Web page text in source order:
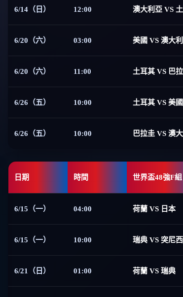
6/14（日） 12:00 澳大利亞 VS
6/20（六） 03:00 美國 VS 澳大
6/20（六） 11:00 土耳其 VS 巴
6/26（五） 10:00 土耳其 VS 美國
6/26（五） 10:00 巴拉圭 VS 澳
日期 時間 世界盃48強F組
6/15（一） 04:00 荷蘭 VS 日本
6/15（一） 10:00 瑞典 VS 突尼
6/21（日） 01:00 荷蘭 VS 瑞典